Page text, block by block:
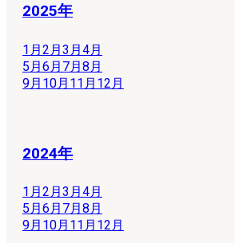
2025年
1月2月3月4月
5月6月 7月8月
9月 10月 11月 12月
2024年
1月2月3月4月
5月6月 7月8月
9月 10月 11月 12月